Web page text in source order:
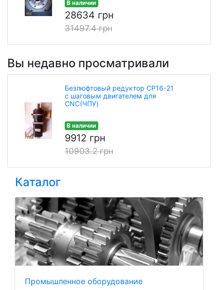
В наличии
28634 грн
31497.4 грн
Вы недавно просматривали
Безлюфтовый редуктор CP16-21
с шаговым двигателем для
CNC(ЧПУ)
В наличии
9912 грн
10903.2 грн
Каталог
Промышленное оборудование